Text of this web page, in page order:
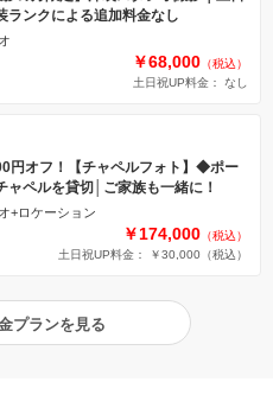
ンクによる追加料金なし
￥68,000 （税込）
土日祝UP料金： なし
円オフ！【チャペルフォト】◆ポー
ャペルを貸切│ご家族も一緒に！
+ロケーション
￥174,000 （税込）
土日祝UP料金： ￥30,000 （税込）
プランを見る